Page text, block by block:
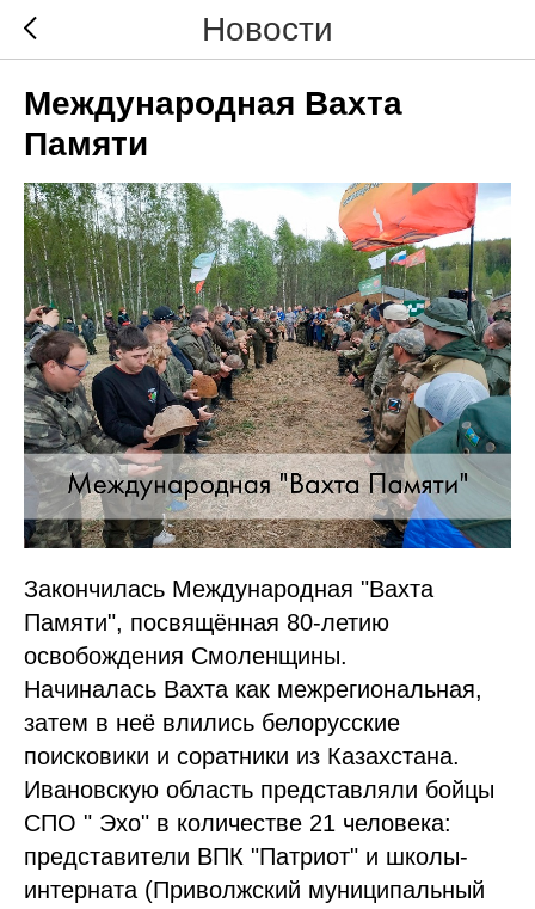
Новости
Международная Вахта
Памяти
Закончилась Международная "Вахта
Памяти", посвящëнная 80-летию
освобождения Смоленщины.
Начиналась Вахта как межрегиональная,
затем в неë влились белорусские
поисковики и соратники из Казахстана.
Ивановскую область представляли бойцы
СПО " Эхо" в количестве 21 человека:
представители ВПК "Патриот" и школы-
интерната (Приволжский муниципальный